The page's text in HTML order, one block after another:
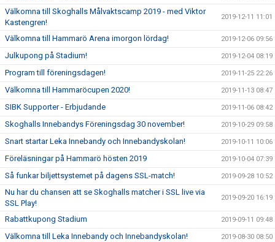
Välkomna till Skoghalls Målvaktscamp 2019 - med Viktor
Kastengren!
2019-12-11 11:01
Välkomna till Hammarö Arena imorgon lördag! 2019-12-06 09:56
Julkupong på Stadium! 2019-12-04 08:19
Program till föreningsdagen! 2019-11-25 22:26
Välkomna till Hammaröcupen 2020! 2019-11-13 08:47
SIBK Supporter - Erbjudande 2019-11-06 08:42
Skoghalls Innebandys Föreningsdag 30 november! 2019-10-29 09:58
Snart startar Leka Innebandy och Innebandyskolan! 2019-10-11 10:06
Föreläsningar på Hammarö hösten 2019 2019-10-04 07:39
Så funkar biljettsystemet på dagens SSL-match! 2019-09-28 10:52
Nu har du chansen att se Skoghalls matcher i SSL live via
SSL Play!
2019-09-20 16:19
Rabattkupong Stadium 2019-09-11 09:48
Välkomna till Leka Innebandy och Innebandyskolan! 2019-08-30 08:50